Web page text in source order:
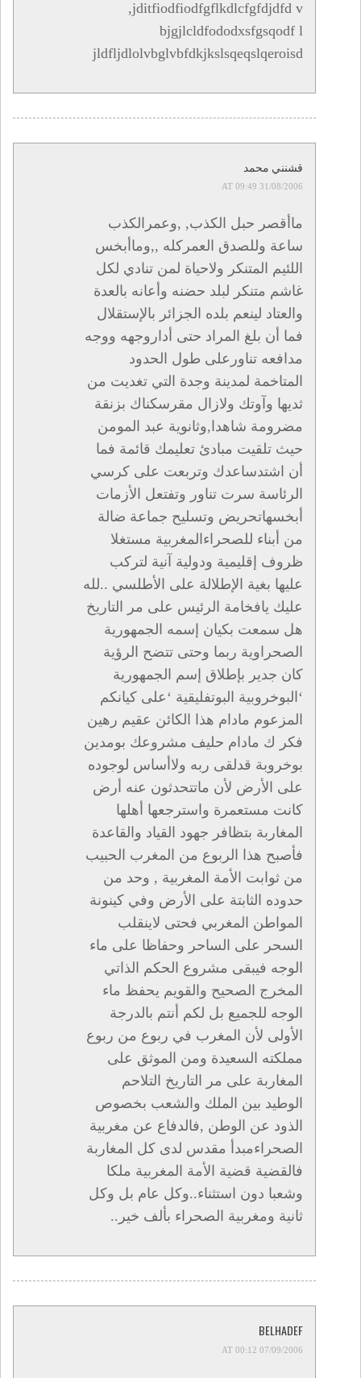
,jditfiodfiodfgflkdlcfgfdjdfd v
bjgjlcldfododxsfgsqodf l
jldfljdlolvbglvbfdkjkslsqeqslqeroisd
قشنني محمد
31/08/2006 AT 09:49
ماأقصر حبل الكذب, ,وعمرالكذب
ساعة وللصدق العمركله ,,وماأبخس
اللئيم المتنكر ولاحياة لمن تنادي لكل
غاشم متنكر لبلد حضنه وأعانه بالعدة
والعتاد لينعم بلده الجزائر بالإستقلال
فما أن بلغ المراد حتى أداروجهه ووجه
مدافعه تناورعلى طول الحدود
المتاخمة لمدينة وجدة التي تغديت من
ثديها وآوتك ولازال مقرسكناك بزنقة
مضرومة شاهدا,وثانوية عبد المومن
حيث تلقيت مبادئ تعليمك قائمة فما
أن اشتدساعدك وتربعت على كرسي
الرئاسة سرت تناور وتفتعل الأزمات
أبخسهاتحريض وتسليح جماعة ضالة
من أبناء للصحراءالمغربية مستغلا
ظروف إقليمية ودولية آنية لتركب
عليها بغية الإطلالة على الأطلسي ..لله
عليك يافخامة الرئيس على مر التاريخ
هل سمعت بكيان إسمه الجمهورية
الصحراوية ربما وحتى تتضح الرؤية
كان جدير بإطلاق إسم الجمهورية
‘البوخروبية البوتفليقية ‘على كيانكم
المزعوم مادام هذا الكائن عقيم رهين
فكر ك مادام حليف مشروعك بومدين
بوخروبة قدلقى ربه ولاأساس لوجوده
على الأرض لأن ماتتحدثون عنه أرض
كانت مستعمرة واسترجعها أهلها
المغاربة بتظافر جهود القياد والقاعدة
فأصبح هذا الربوع من المغرب الحبيب
من ثوابت الأمة المغربية , وحد من
حدوده الثابتة على الأرض وفي كينونة
المواطن المغربي فحتى لاينقلب
السحر على الساحر وحفاظا على ماء
الوجه فيبقى مشروع الحكم الذاتي
المخرج الصحيح والقويم يحفظ ماء
الوجه للجميع بل لكم أنتم بالدرجة
الأولى لأن المغرب في ربوع من ربوع
مملكته السعيدة ومن الموثق على
المغاربة على مر التاريخ التلاحم
الوطيد بين الملك والشعب بخصوص
الذود عن الوطن ,فالدفاع عن مغربية
الصحراءمبدأ مقدس لدى كل المغاربة
فالقضية قضية الأمة المغربية ملكا
وشعبا دون استثناء..وكل عام بل وكل
ثانية ومغربية الصحراء بألف خير..
BELHADEF
07/09/2006 AT 00:12